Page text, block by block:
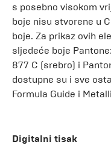
s posebno visokom
boje nisu stvorene u
boje. Za prikaz ovih
sljedeće boje
877 C (srebro) i
dostupne su i sve
Formula Guide i
Digitalni tisak